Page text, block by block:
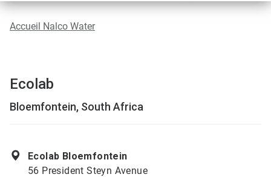
Accueil Nalco Water
Ecolab
Bloemfontein, South Africa
Ecolab Bloemfontein
56 President Steyn Avenue